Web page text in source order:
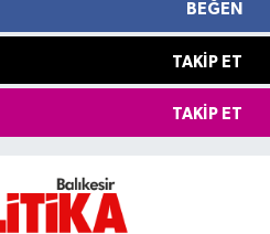
BEĞEN
TAKIP ET
TAKIP ET